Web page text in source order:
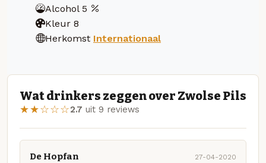
Alcohol 5
Kleur 8
Herkomst Internationaal
Wat drinkers zeggen over Zwolse Pils
★★☆☆☆2.7 uit 9 reviews
De Hopfan 27-04-2020